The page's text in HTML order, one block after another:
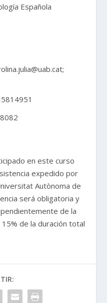
Española
en este curso
expedido por
Autònoma de
será obligatoria y
de la
de la duración total